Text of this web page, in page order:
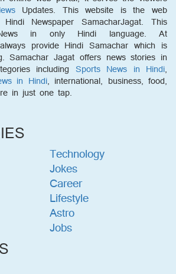
Updates. This website is the web
Newspaper SamacharJagat. This
in only Hindi language. At
provide Hindi Samachar which is
Samachar Jagat offers news stories in
including Sports News in Hindi,
in Hindi, international, business, food,
in just one tap.
Technology
Jokes
Career
Lifestyle
Astro
Jobs